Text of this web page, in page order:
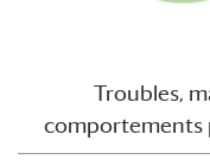
Troubles,
comportements